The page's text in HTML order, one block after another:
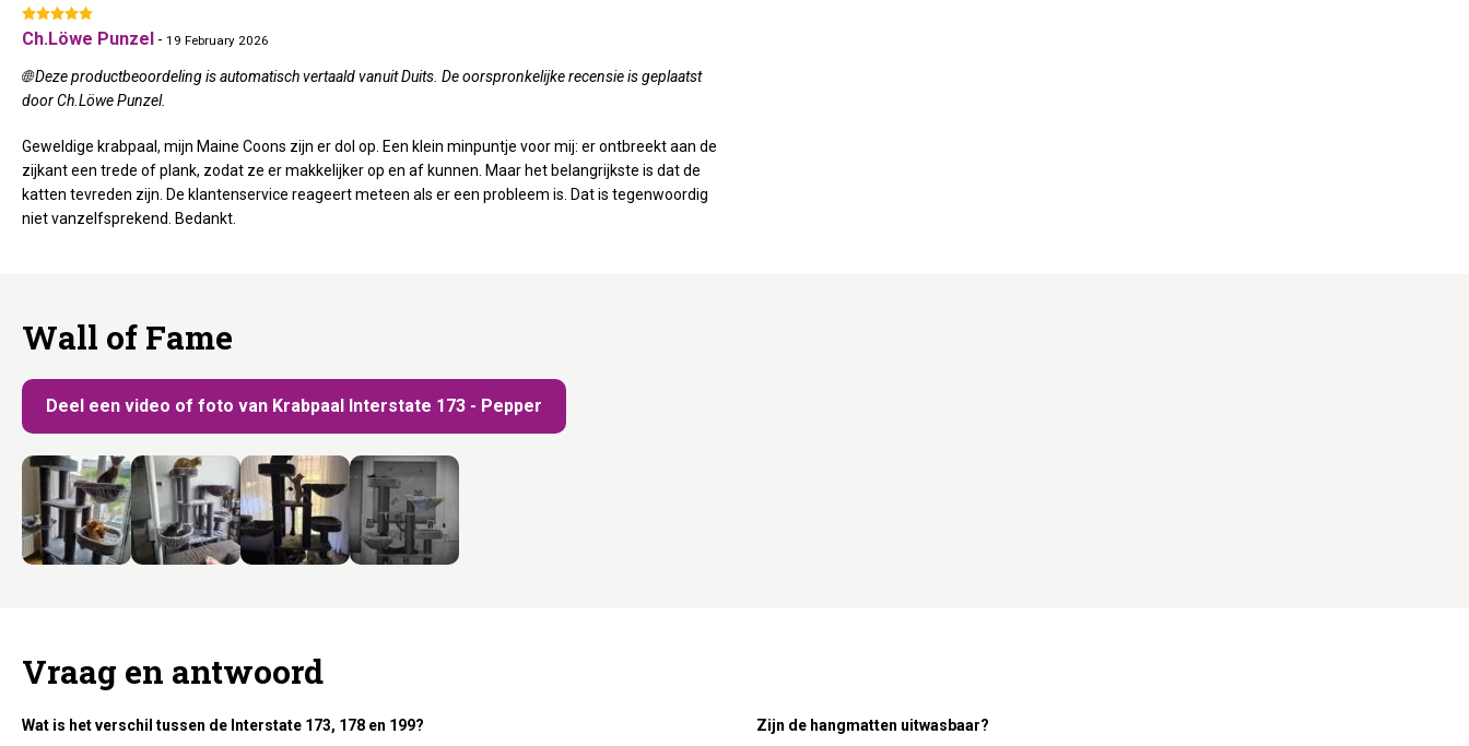
Ch.Löwe Punzel - 19 February 2026
🌐 Deze productbeoordeling is automatisch vertaald vanuit Duits. De oorspronkelijke recensie is geplaatst
door Ch.Löwe Punzel.
Geweldige krabpaal, mijn Maine Coons zijn er dol op. Een klein minpuntje voor mij: er ontbreekt aan de
zijkant een trede of plank, zodat ze er makkelijker op en af kunnen. Maar het belangrijkste is dat de
katten tevreden zijn. De klantenservice reageert meteen als er een probleem is. Dat is tegenwoordig
niet vanzelfsprekend. Bedankt.
Wall of Fame
Deel een video of foto van Krabpaal Interstate 173 - Pepper
Vraag en antwoord
Wat is het verschil tussen de Interstate 173, 178 en 199?
Zijn de hangmatten uitwasbaar?